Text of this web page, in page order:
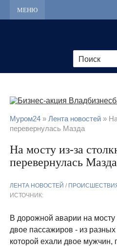
МЕНЮ
Муром24 » Лента новостей »
перевернулась Мазда
На мосту из-за
перевернулась Мазда
ЛЕНТА НОВОСТЕЙ /
ИСТОЧНИК:
В дорожной аварии на мосту
двое пассажиров - из
которой ехали двое мужчин,